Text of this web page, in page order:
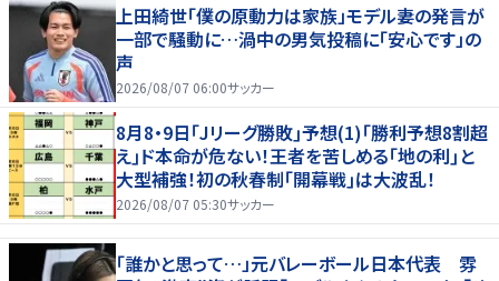
上田綺世「僕の原動力は家族」モデル妻の発言が
一部で騒動に…渦中の男気投稿に「安心です」の
声
2026/08/07 06:00サッカー
8月8・9日｢Jリーグ勝敗｣予想(1)｢勝利予想8割超
え｣ド本命が危ない！王者を苦しめる｢地の利｣と
大型補強！初の秋春制｢開幕戦｣は大波乱！
2026/08/07 05:30サッカー
「誰かと思って…」元バレーボール日本代表 雰